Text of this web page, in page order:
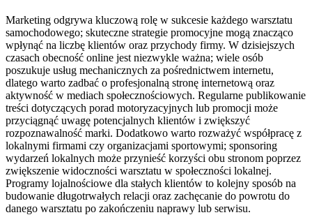
Marketing odgrywa kluczową rolę w sukcesie każdego warsztatu
samochodowego; skuteczne strategie promocyjne mogą znacząco
wpłynąć na liczbę klientów oraz przychody firmy. W dzisiejszych
czasach obecność online jest niezwykle ważna; wiele osób
poszukuje usług mechanicznych za pośrednictwem internetu,
dlatego warto zadbać o profesjonalną stronę internetową oraz
aktywność w mediach społecznościowych. Regularne publikowanie
treści dotyczących porad motoryzacyjnych lub promocji może
przyciągnąć uwagę potencjalnych klientów i zwiększyć
rozpoznawalność marki. Dodatkowo warto rozważyć współpracę z
lokalnymi firmami czy organizacjami sportowymi; sponsoring
wydarzeń lokalnych może przynieść korzyści obu stronom poprzez
zwiększenie widoczności warsztatu w społeczności lokalnej.
Programy lojalnościowe dla stałych klientów to kolejny sposób na
budowanie długotrwałych relacji oraz zachęcanie do powrotu do
danego warsztatu po zakończeniu naprawy lub serwisu.